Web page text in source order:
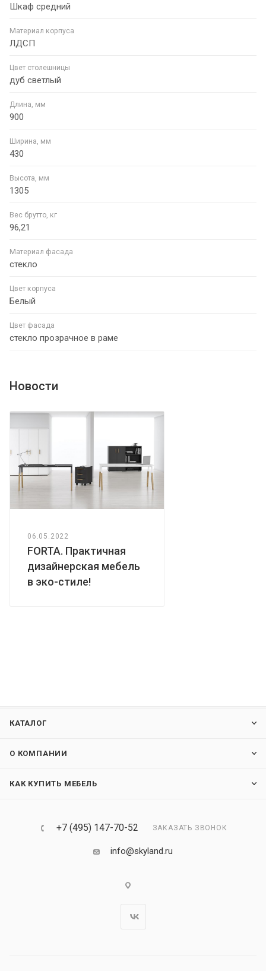
Шкаф средний
Материал корпуса
ЛДСП
Цвет столешницы
дуб светлый
Длина, мм
900
Ширина, мм
430
Высота, мм
1305
Вес брутто, кг
96,21
Материал фасада
стекло
Цвет корпуса
Белый
Цвет фасада
стекло прозрачное в раме
Новости
06.05.2022
FORTA. Практичная
дизайнерская мебель
в эко-стиле!
КАТАЛОГ
О КОМПАНИИ
КАК КУПИТЬ МЕБЕЛЬ
+7 (495) 147-70-52 ЗАКАЗАТЬ ЗВОНОК
info@skyland.ru